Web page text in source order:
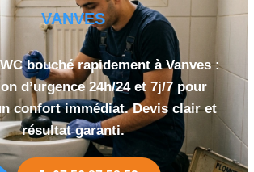
VANVES
bouché rapidement à Vanves :
d’urgence 24h/24 et 7j/7 pour
confort immédiat. Devis clair et
résultat garanti.